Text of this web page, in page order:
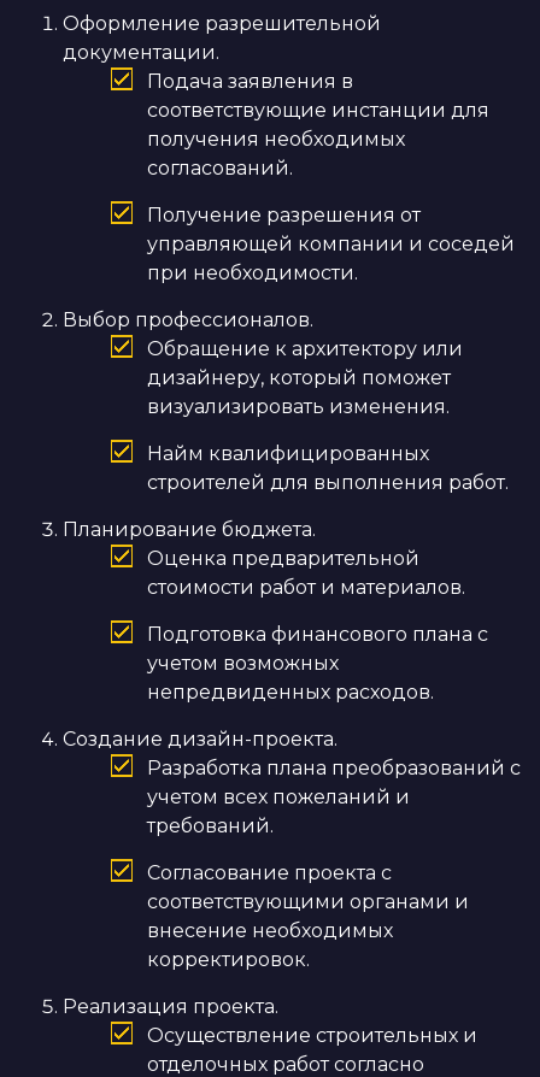
Оформление разрешительной
документации.
Подача заявления в
соответствующие инстанции для
получения необходимых
согласований.
Получение разрешения от
управляющей компании и соседей
при необходимости.
Выбор профессионалов.
Обращение к архитектору или
дизайнеру, который поможет
визуализировать изменения.
Найм квалифицированных
строителей для выполнения работ.
Планирование бюджета.
Оценка предварительной
стоимости работ и материалов.
Подготовка финансового плана с
учетом возможных
непредвиденных расходов.
Создание дизайн-проекта.
Разработка плана преобразований с
учетом всех пожеланий и
требований.
Согласование проекта с
соответствующими органами и
внесение необходимых
корректировок.
Реализация проекта.
Осуществление строительных и
отделочных работ согласно